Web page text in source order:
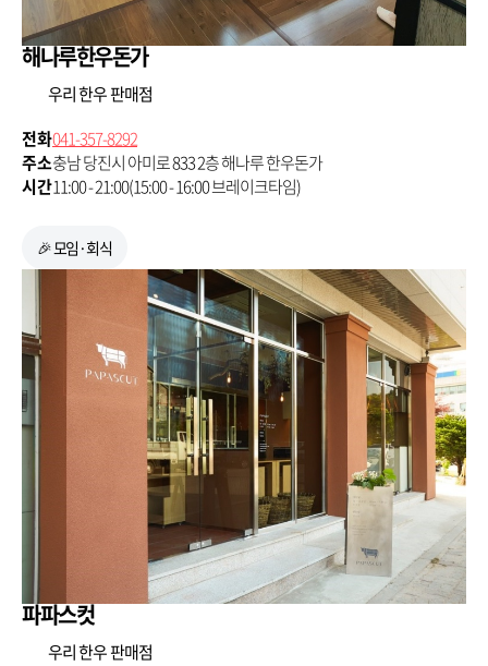
해나루한우돈가
우리 한우 판매점
전화041-357-8292
주소충남 당진시 아미로 833 2층 해나루 한우돈가
시간11:00 - 21:00(15:00 - 16:00 브레이크타임)
🎉 모임·회식
파파스컷
우리 한우 판매점